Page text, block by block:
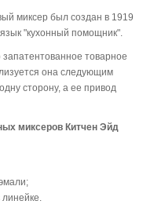
миксер был создан в 1919
"кухонный помощник".
запатентованное товарное
она следующим
сторону, а ее привод
миксеров Китчен Эйд
линейке.